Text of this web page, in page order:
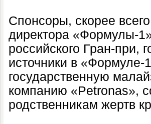
Спонсоры, скорее
директора «Формулы-
российского Гран-при,
источники в
государственную
компанию «Petronas»,
родственникам жертв